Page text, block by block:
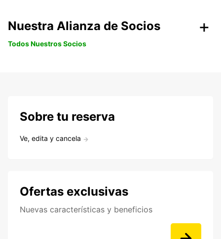
Nuestra Alianza de Socios
Todos Nuestros Socios
Sobre tu reserva
Ve, edita y cancela
Ofertas exclusivas
Nuevas características y beneficios